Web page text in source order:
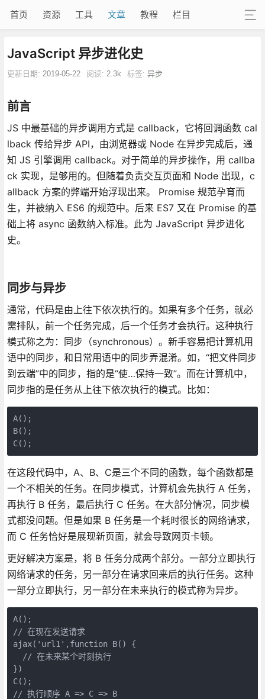
首页 资源 工具 文章 教程 栏目
JavaScript 异步进化史
更新日期: 2019-05-22 阅读: 2.3k 标签: 异步
前言
JS 中最基础的异步调用方式是 callback，它将回调函数 cal
lback 传给异步 API，由浏览器或 Node 在异步完成后，通
知 JS 引擎调用 callback。对于简单的异步操作，用 callba
ck 实现，是够用的。但随着负责交互页面和 Node 出现，c
allback 方案的弊端开始浮现出来。 Promise 规范孕育而
生，并被纳入 ES6 的规范中。后来 ES7 又在 Promise 的基
础上将 async 函数纳入标准。此为 JavaScript 异步进化
史。
同步与异步
通常，代码是由上往下依次执行的。如果有多个任务，就必
需排队，前一个任务完成，后一个任务才会执行。这种执行
模式称之为：同步（synchronous）。新手容易把计算机用
语中的同步，和日常用语中的同步弄混淆。如，“把文件同步
到云端”中的同步，指的是“使…保持一致”。而在计算机中，
同步指的是任务从上往下依次执行的模式。比如：
A();
B();
C();
在这段代码中，A、B、C是三个不同的函数，每个函数都是
一个不相关的任务。在同步模式，计算机会先执行 A 任务，
再执行 B 任务，最后执行 C 任务。在大部分情况，同步模
式都没问题。但是如果 B 任务是一个耗时很长的网络请求，
而 C 任务恰好是展现新页面，就会导致网页卡顿。
更好解决方案是，将 B 任务分成两个部分。一部分立即执行
网络请求的任务，另一部分在请求回来后的执行任务。这种
一部分立即执行，另一部分在未来执行的模式称为异步。
A();
// 在现在发送请求
ajax('url1',function B() {
  // 在未来某个时刻执行
})
C();
// 执行顺序 A => C => B